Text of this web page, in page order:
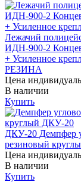
Лежачий
ИДН-900-2
+ Усиленное
РЕЗИНА
Цена
В наличии
Купить
ДКУ-20 Демпфер
резиновый
Цена
В наличии
Купить